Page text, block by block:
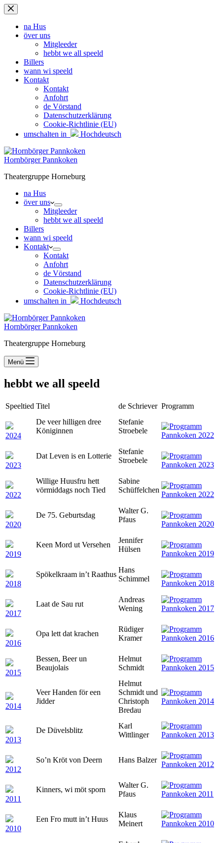
Zum
Inhalt
springenna Hus
över uns
Mitgleeder
hebbt we all speeld
Billers
wann wi speeld
Kontakt
Kontakt
Anfohrt
de Vörstand
Datenschutzerklärung
Cookie-Richtlinie (EU)
umschalten in
Hochdeutsch
Hornbörger Pannkoken
Theatergruppe Horneburg
na Hus
över uns
Mitgleeder
hebbt we all speeld
Billers
wann wi speeld
Kontakt
Kontakt
Anfohrt
de Vörstand
Datenschutzerklärung
Cookie-Richtlinie (EU)
umschalten in
Hochdeutsch
Hornbörger Pannkoken
Theatergruppe Horneburg
Menü
hebbt we all speeld
Speeltied Titel de Schriever Programm
2024
De veer hilligen dree
Königinnen
Stefanie
Stroebele
2023
Dat Leven is en Lotterie
Stefanie
Stroebele
2022
Willige Huusfru hett
vörmiddags noch Tied
Sabine
Schüffelchen
2020
De 75. Geburtsdag
Walter G.
Pfaus
2019
Keen Mord ut Versehen
Jennifer
Hülsen
2018
Spökelkraam in’t Raathus
Hans
Schimmel
2017
Laat de Sau rut
Andreas
Wening
2016
Opa lett dat krachen
Rüdiger
Kramer
2015
Bessen, Beer un
Beaujolais
Helmut
Schmidt
2014
Veer Handen för een
Jidder
Helmut
Schmidt und
Christoph
Bredau
2013
De Düvelsblitz
Karl
Wittlinger
2012
So’n Kröt von Deern Hans Balzer
2011
Kinners, wi möt sporn
Walter G.
Pfaus
2010
Een Fro mutt in’t Huus
Klaus
Meinert